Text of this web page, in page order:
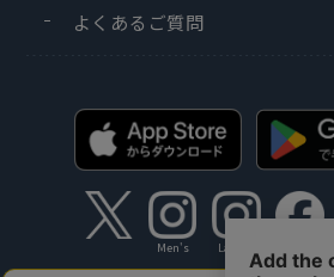
よくあるご質問
Men's Ladies'